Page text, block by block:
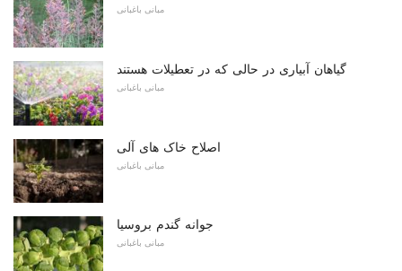
مبانی باغبانی
گیاهان آبیاری در حالی که در تعطیلات هستند
مبانی باغبانی
اصلاح خاک های آلی
مبانی باغبانی
جوانه گندم بروسیا
مبانی باغبانی